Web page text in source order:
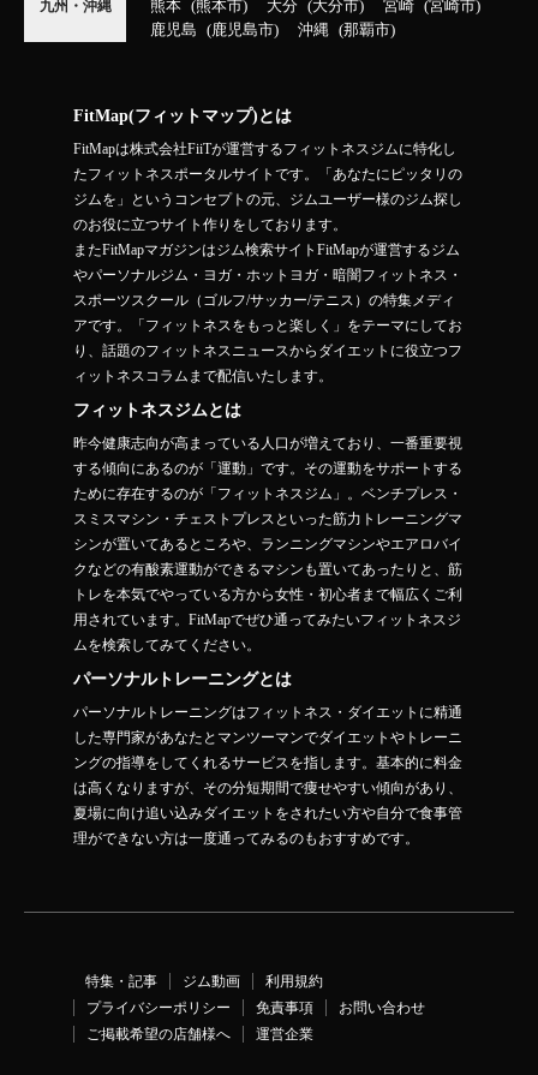
九州・沖縄
熊本
熊本市 大分 大分市 宮崎
宮崎市
鹿児島
鹿児島市 沖縄 那覇市
FitMap(フィットマップ)とは
FitMapは株式会社FiiTが運営するフィットネスジムに特化し
たフィットネスポータルサイトです。「あなたにピッタリの
ジムを」というコンセプトの元、ジムユーザー様のジム探し
のお役に立つサイト作りをしております。
またFitMapマガジンはジム検索サイトFitMapが運営するジム
やパーソナルジム・ヨガ・ホットヨガ・暗闇フィットネス・
スポーツスクール（ゴルフ/サッカー/テニス）の特集メディ
アです。「フィットネスをもっと楽しく」をテーマにしてお
り、話題のフィットネスニュースからダイエットに役立つフ
ィットネスコラムまで配信いたします。
フィットネスジムとは
昨今健康志向が高まっている人口が増えており、一番重要視
する傾向にあるのが「運動」です。その運動をサポートする
ために存在するのが「フィットネスジム」。ベンチプレス・
スミスマシン・チェストプレスといった筋力トレーニングマ
シンが置いてあるところや、ランニングマシンやエアロバイ
クなどの有酸素運動ができるマシンも置いてあったりと、筋
トレを本気でやっている方から女性・初心者まで幅広くご利
用されています。FitMapでぜひ通ってみたいフィットネスジ
ムを検索してみてください。
パーソナルトレーニングとは
パーソナルトレーニングはフィットネス・ダイエットに精通
した専門家があなたとマンツーマンでダイエットやトレーニ
ングの指導をしてくれるサービスを指します。基本的に料金
は高くなりますが、その分短期間で痩せやすい傾向があり、
夏場に向け追い込みダイエットをされたい方や自分で食事管
理ができない方は一度通ってみるのもおすすめです。
特集・記事 ジム動画
利用規約
プライバシーポリシー
免責事項
お問い合わせ
ご掲載希望の店舗様へ
運営企業